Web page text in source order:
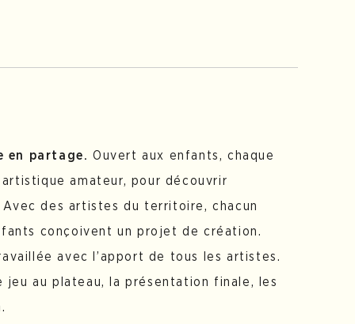
en partage. Ouvert aux enfants, chaque
amateur, pour découvrir
des artistes du territoire, chacun
conçoivent un projet de création.
avec l’apport de tous les artistes.
jeu au plateau, la présentation finale, les